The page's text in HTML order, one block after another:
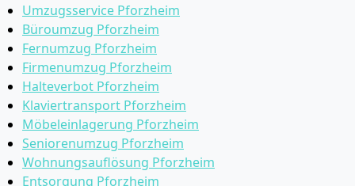
Umzugsservice Pforzheim
Büroumzug Pforzheim
Fernumzug Pforzheim
Firmenumzug Pforzheim
Halteverbot Pforzheim
Klaviertransport Pforzheim
Möbeleinlagerung Pforzheim
Seniorenumzug Pforzheim
Wohnungsauflösung Pforzheim
Entsorgung Pforzheim